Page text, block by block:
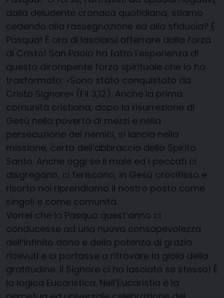
dalla deludente cronaca quotidiana, stiamo
cedendo alla rassegnazione ed alla sfiducia? È
Pasqua! È ora di lasciarsi afferrare dalla forza
di Cristo! San Paolo ha fatto l’esperienza di
questa dirompente forza spirituale che lo ha
trasformato: «Sono stato conquistato da
Cristo Signore» (Fil 3,12). Anche la prima
comunità cristiana, dopo la risurrezione di
Gesù nella povertà di mezzi e nella
persecuzione dei nemici, si lancia nella
missione, certa dell’abbraccio dello Spirito
Santo. Anche oggi se il male ed i peccati ci
disgregano, ci feriscono, in Gesù crocifisso e
risorto noi riprendiamo il nostro posto come
singoli e come comunità.
Vorrei che la Pasqua quest’anno ci
conducesse ad una nuova consapevolezza
dell’infinito dono e della potenza di grazia
ricevuti e ci portasse a ritrovare la gioia della
gratitudine: il Signore ci ha lasciato se stesso! É
la logica Eucaristica. Nell’Eucaristia è la